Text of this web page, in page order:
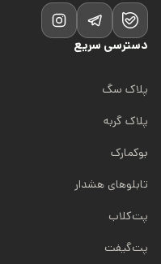
دسترسی سریع
پلاک سگ
پلاک گربه
بوکمارک
تابلوهای هشدار
پت‌کلاب
پت‌گیفت